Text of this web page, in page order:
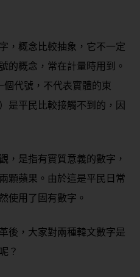
，概念比較抽象，它不一定
的概念，常在計量時用到。
代號，不代表實體的東
是平民比較接觸不到的，因
，是指有實質意義的數字，
顆蘋果。由於這是平民日常
使用了固有數字。
後，大家對兩種韓文數字是
？